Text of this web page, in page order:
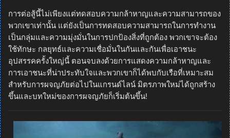
การต่อสู้นี้ไม่เพียงแต่ทดสอบความกล้าหาญและความสามารถของ
พวกเขาเท่านั้น แต่ยังเป็นการทดสอบความสามารถในการทำงาน
เป็นกลุ่มและความมุ่งมั่นในการปกป้องสิ่งที่ถูกต้อง พวกเขาจะต้อง
ใช้ทักษะ กลยุทธ์และความเชื่อมั่นในกันและกันเพื่อเอาชนะ
อุปสรรคครั้งใหญ่นี้ ตอนจบลงด้วยการแสดงความกล้าหาญและ
การเอาชนะที่น่าประทับใจและพวกเขาก็ได้พบกับเรือที่เหมาะสม
สำหรับการผจญภัยต่อไปในแกรนด์ไลน์ มิตรภาพใหม่ได้ถูกสร้าง
ขึ้นและบทใหม่ของการผจญภัยก็เริ่มต้นขึ้น!